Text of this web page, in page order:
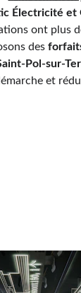
Électricité et
ont plus
des
Pol-sur-
et